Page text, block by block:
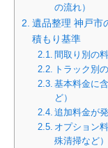
の流れ）
遺品整理 神戸市
積もり基準
間取り別の
トラック別
基本料金に
ど）
追加料金が
オプション
殊清掃など）